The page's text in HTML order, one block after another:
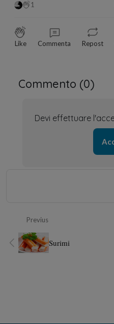
1
Like Commenta Repost
Commento (0)
Devi effettuare
Previus
Surimi